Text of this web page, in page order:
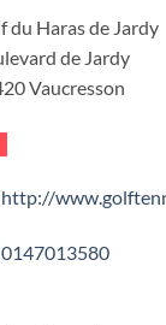
du Haras de Jardy
de Jardy
Vaucresson
http://
0147013580